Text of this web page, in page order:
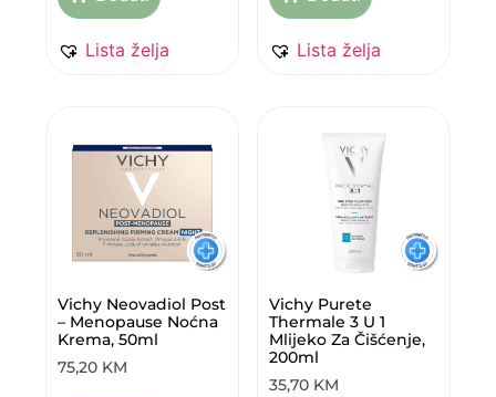
Lista želja Lista želja
Vichy Neovadiol Post
– Menopause Noćna
Krema, 50ml
75,20 KM
Vichy Purete
Thermale 3 U 1
Mlijeko Za Čišćenje,
200ml
35,70 KM